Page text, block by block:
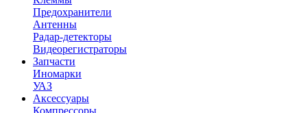
Предохранители
Антенны
Радар-детекторы
Видеорегистраторы
Запчасти
Иномарки
УАЗ
Аксесcуары
Компрессоры